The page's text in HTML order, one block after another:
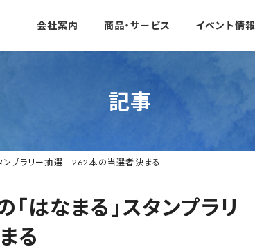
会社案内 商品・サービス イベント情報
記事
ンプラリー抽選 262本の当選者決まる
はなまる」スタンプラリ
る